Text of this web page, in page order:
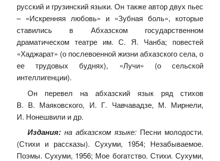
русский и грузинский языки. Он также автор двух пьес
– «Искренняя любовь» и «Зубная боль», которые
ставились в Абхазском государственном
драматическом театре им. С. Я. Чанба; повестей
«Хаджарат» (о послевоенной жизни абхазского села, о
ее трудовых буднях), «Лучи» (о сельской
интеллигенции).
Он перевел на абхазский язык ряд стихов
В. В. Маяковского, И. Г. Чавчавадзе, М. Мирнели,
И. Нонешвили и др.
Издания: на абхазском языке: Песни молодости.
(Стихи и рассказы). Сухуми, 1954; Незабываемое.
Поэмы. Сухуми, 1956; Мое богатство. Стихи. Сухуми,